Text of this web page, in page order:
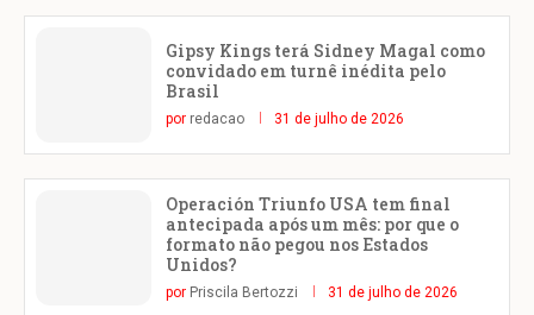
Gipsy Kings terá Sidney Magal como
convidado em turnê inédita pelo
Brasil
por redacao 31 de julho de 2026
Operación Triunfo USA tem final
antecipada após um mês: por que o
formato não pegou nos Estados
Unidos?
por Priscila Bertozzi 31 de julho de 2026